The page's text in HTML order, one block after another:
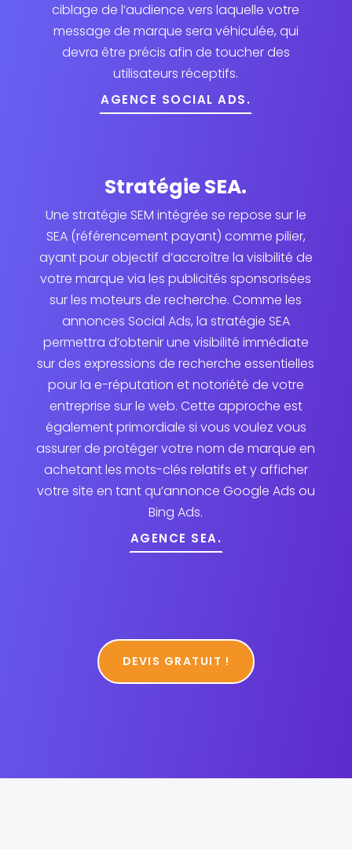
ciblage de l’audience vers laquelle votre
message de marque sera véhiculée, qui
devra être précis afin de toucher des
utilisateurs réceptifs.
AGENCE SOCIAL ADS.
Stratégie SEA.
Une stratégie SEM intégrée se repose sur le
SEA (référencement payant) comme pilier,
ayant pour objectif d’accroître la visibilité de
votre marque via les publicités sponsorisées
sur les moteurs de recherche. Comme les
annonces Social Ads, la stratégie SEA
permettra d’obtenir une visibilité immédiate
sur des expressions de recherche essentielles
pour la e-réputation et notoriété de votre
entreprise sur le web. Cette approche est
également primordiale si vous voulez vous
assurer de protéger votre nom de marque en
achetant les mots-clés relatifs et y afficher
votre site en tant qu’annonce Google Ads ou
Bing Ads.
AGENCE SEA.
DEVIS GRATUIT !